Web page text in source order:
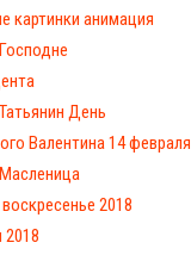
картинки анимация
День
Валентина 14 февраля
2018